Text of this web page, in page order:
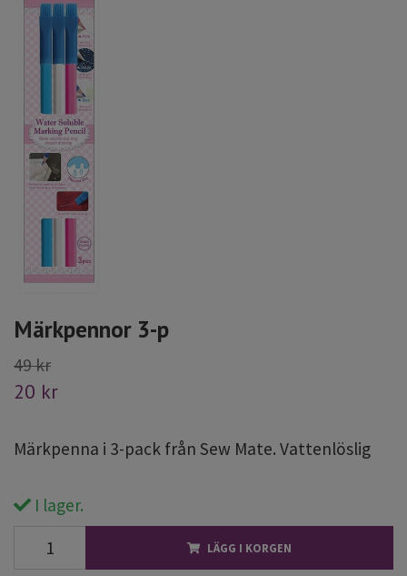
Märkpennor 3-p
49 kr
20 kr
Märkpenna i 3-pack från Sew Mate. Vattenlöslig
I lager.
LÄGG I KORGEN